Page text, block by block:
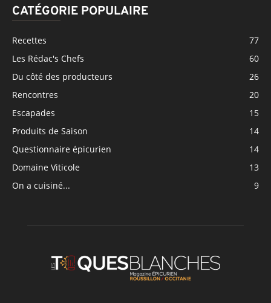
CATÉGORIE POPULAIRE
Recettes
77
Les Rédac's Chefs
60
Du côté des producteurs
26
Rencontres
20
Escapades
15
Produits de Saison
14
Questionnaire épicurien
14
Domaine Viticole
13
On a cuisiné...
9